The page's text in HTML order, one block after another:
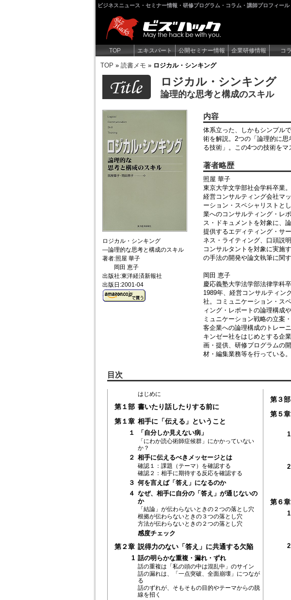
ビジネスニュース・セミナー情報・研修プログラム・コラム・講師プロフィー
TOP エキスパート 公開セミナー情報 企業研修情報 コ
TOP » 読書メモ » ロジカル・シンキング
ロジカル・シンキング
論理的な思考と構成のスキル
ロジカル・シンキング
―論理的な思考と構成のスキル
著者:照屋 華子
岡田 恵子
出版社:東洋経済新報社
出版日:2001-04
内容
体系立った、しかもシンプル
術を解説。2つの「論理的に
る技術」。この4つの技術をマ
著者略歴
照屋 華子
東京大学文学部社会学科卒業
経営コンサルティング会社マ
ーション・スペシャリストと
業へのコンサルティング・レ
ス・ドキュメントを対象に、
提供するエディティング・サ
ネス・ライティング、口頭説
コンサルタントを対象に実施
の手法の開発や論文執筆に関
岡田 恵子
慶応義塾大学法学部法律学科
1989年、経営コンサルティン
社。コミュニケーション・ス
ィング・レポートの論理構成
ミュニケーション戦略の立案
客企業への論理構成のトレー
キンゼー社をはじめとする企
画・提供、研修プログラムの
材・編集業務等を行っている。
目次
はじめに
第１部 書いたり話したりする前に
第１章 相手に「伝える」ということ
１ 「自分しか見えない病」
「にわか読心術師症候群」にかかっていない
か？
２ 相手に伝えるべきメッセージとは
確認１：課題（テーマ）を確認する
確認２：相手に期待する反応を確認する
３ 何を言えば「答え」になるのか
４ なぜ、相手に自分の「答え」が通じないの
か
「結論」が伝わらないときの２つの落とし穴
根拠が伝わらないときの３つの落とし穴
方法が伝わらないときの２つの落とし穴
感度チェック
第２章 説得力のない「答え」に共通する欠陥
1 話の明らかな重複・漏れ・ずれ
話の重複は「私の頭の中は混乱中」のサイン
話の漏れは、「一点突破、全面崩壊」につなが
る
話のずれが、そもそもの目的やテーマからの脱
線を招く
第３部
第５章
1
2
第６章
1
2